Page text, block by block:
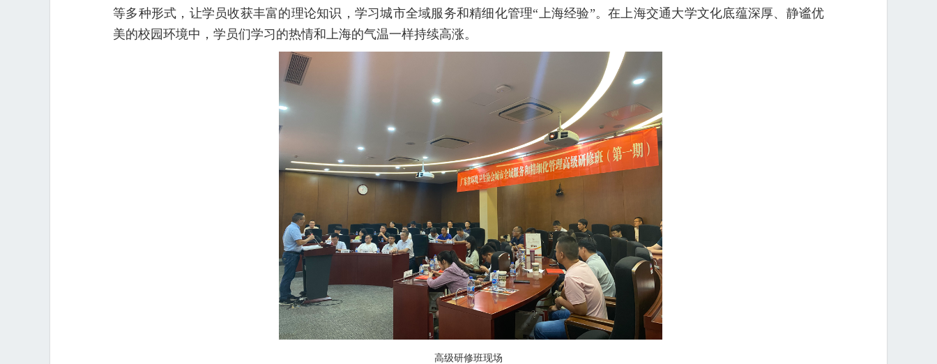
等多种形式，让学员收获丰富的理论知识，学习城市全域服务和精细化管理“上海经验”。在上海交通大学文化底蕴深厚、静谧优
美的校园环境中，学员们学习的热情和上海的气温一样持续高涨。
高级研修班现场